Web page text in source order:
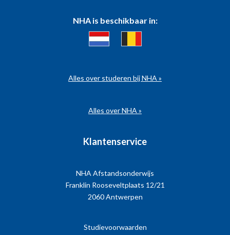
NHA is beschikbaar in:
Alles over studeren bij NHA »
Alles over NHA »
Klantenservice
NHA Afstandsonderwijs
Franklin Rooseveltplaats 12/21
2060 Antwerpen
Studievoorwaarden